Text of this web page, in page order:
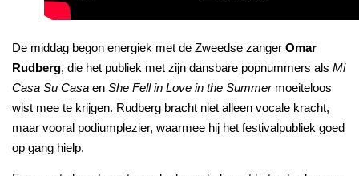
De middag begon energiek met de Zweedse zanger Omar
Rudberg, die het publiek met zijn dansbare popnummers als Mi
Casa Su Casa en She Fell in Love in the Summermoeiteloos
wist mee te krijgen. Rudberg bracht niet alleen vocale kracht,
maar vooral podiumplezier, waarmee hij het festivalpubliek goed
op gang hielp.